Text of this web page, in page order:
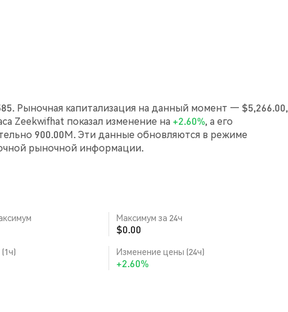
Рыночная капитализация на данный момент — $5,266.00,
Zeekwifhat показал изменение на +2.60%, а его
900.00M. Эти данные обновляются в режиме
рыночной информации.
Максимум за 24ч
$0.00
Изменение цены (24ч)
+2.60%